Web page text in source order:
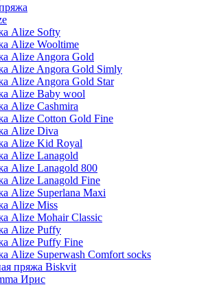
Alize Softy
Alize Wooltime
Alize Angora Gold
Alize Angora Gold Simly
Alize Angora Gold Star
Alize Baby wool
Alize Cashmira
Alize Cotton Gold Fine
Alize Diva
Alize Kid Royal
Alize Lanagold
Alize Lanagold 800
Alize Lanagold Fine
Alize Superlana Maxi
Alize Miss
Alize Mohair Classic
Alize Puffy
Alize Puffy Fine
Alize Superwash Comfort socks
пряжа Biskvit
Ирис